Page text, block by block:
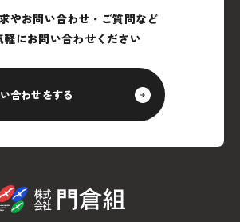
やお問い合わせ・ご質問など
軽にお問い合わせください
合わせをする